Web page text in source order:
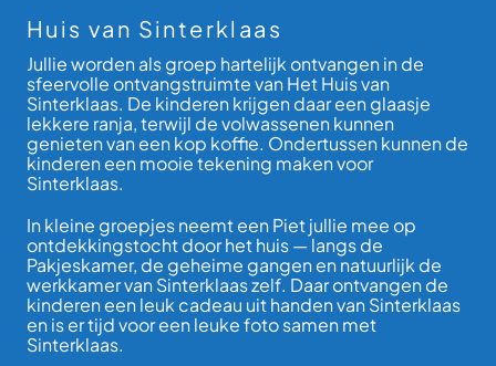
Huis van Sinterklaas
Jullie worden als groep hartelijk ontvangen in de
sfeervolle ontvangstruimte van Het Huis van
Sinterklaas. De kinderen krijgen daar een glaasje
lekkere ranja, terwijl de volwassenen kunnen
genieten van een kop koffie. Ondertussen kunnen de
kinderen een mooie tekening maken voor
Sinterklaas.
In kleine groepjes neemt een Piet jullie mee op
ontdekkingstocht door het huis — langs de
Pakjeskamer, de geheime gangen en natuurlijk de
werkkamer van Sinterklaas zelf. Daar ontvangen de
kinderen een leuk cadeau uit handen van Sinterklaas
en is er tijd voor een leuke foto samen met
Sinterklaas.